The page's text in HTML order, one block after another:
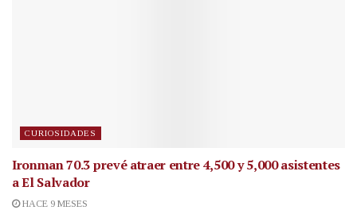
CURIOSIDADES
Ironman 70.3 prevé atraer entre 4,500 y 5,000 asistentes
a El Salvador
HACE 9 MESES